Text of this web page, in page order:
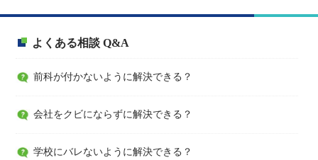
よくある相談 Q&A
前科が付かないように解決できる？
会社をクビにならずに解決できる？
学校にバレないように解決できる？